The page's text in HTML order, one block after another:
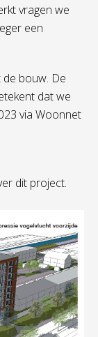
vragen we
een
bouw. De
dat we
via Woonnet
dit project.